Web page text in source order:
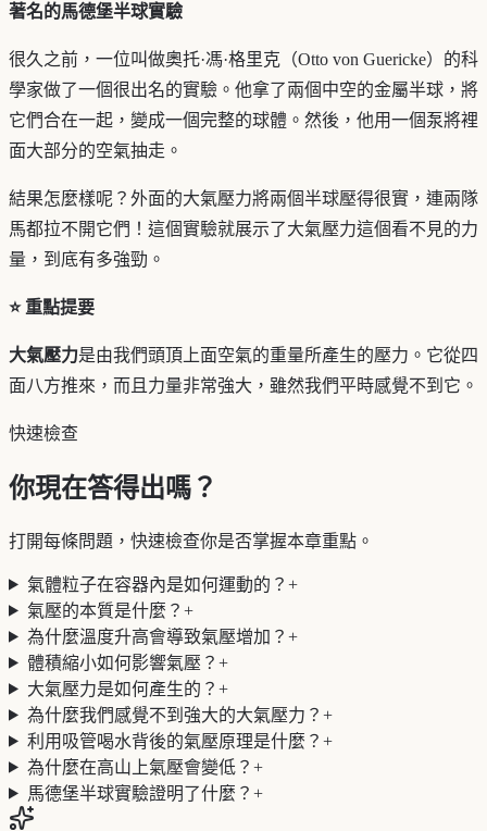
著名的馬德堡半球實驗
很久之前，一位叫做奧托·馮·格里克（Otto von Guericke）的科
學家做了一個很出名的實驗。他拿了兩個中空的金屬半球，將
它們合在一起，變成一個完整的球體。然後，他用一個泵將裡
面大部分的空氣抽走。
結果怎麼樣呢？外面的大氣壓力將兩個半球壓得很實，連兩隊
馬都拉不開它們！這個實驗就展示了大氣壓力這個看不見的力
量，到底有多強勁。
⭐ 重點提要
大氣壓力是由我們頭頂上面空氣的重量所產生的壓力。它從四
面八方推來，而且力量非常強大，雖然我們平時感覺不到它。
快速檢查
你現在答得出嗎？
打開每條問題，快速檢查你是否掌握本章重點。
氣體粒子在容器內是如何運動的？ +
氣壓的本質是什麼？ +
為什麼溫度升高會導致氣壓增加？ +
體積縮小如何影響氣壓？ +
大氣壓力是如何產生的？ +
為什麼我們感覺不到強大的大氣壓力？ +
利用吸管喝水背後的氣壓原理是什麼？ +
為什麼在高山上氣壓會變低？ +
馬德堡半球實驗證明了什麼？ +